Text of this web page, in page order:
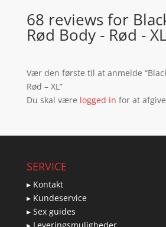
68 reviews for
Rød Body - Rød - XL
Vær den første til at anmelde
Rød – XL”
Du skal være logged in for at
SERVICE
▸ Kontakt
▸ Kundeservice
▸ Sex guides